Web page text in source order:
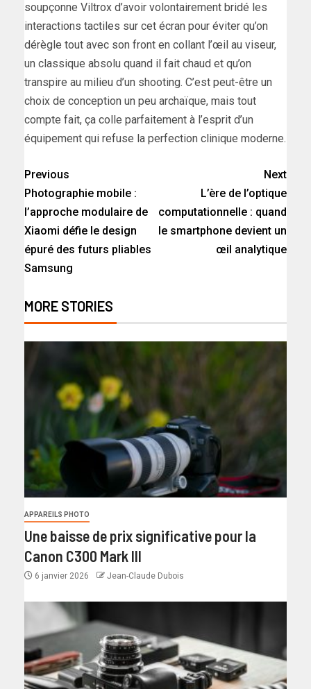
soupçonne Viltrox d’avoir volontairement bridé les
interactions tactiles sur cet écran pour éviter qu’on
dérègle tout avec son front en collant l’œil au viseur,
un classique absolu quand il fait chaud et qu’on
transpire au milieu d’un shooting. C’est peut-être un
choix de conception un peu archaïque, mais tout
compte fait, ça colle parfaitement à l’esprit d’un
équipement qui refuse la perfection clinique moderne.
Previous
Photographie mobile :
l’approche modulaire de
Xiaomi défie le design
épuré des futurs pliables
Samsung
Next
L’ère de l’optique
computationnelle : quand
le smartphone devient un
œil analytique
MORE STORIES
APPAREILS PHOTO
Une baisse de prix significative pour la
Canon C300 Mark III
6 janvier 2026 Jean-Claude Dubois